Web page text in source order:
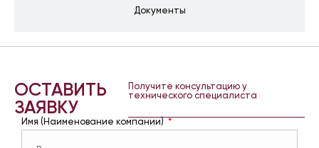
Документы
ОСТАВИТЬ
ЗАЯВКУ
Получите консультацию у
технического специалиста
Имя (Наименование компании)